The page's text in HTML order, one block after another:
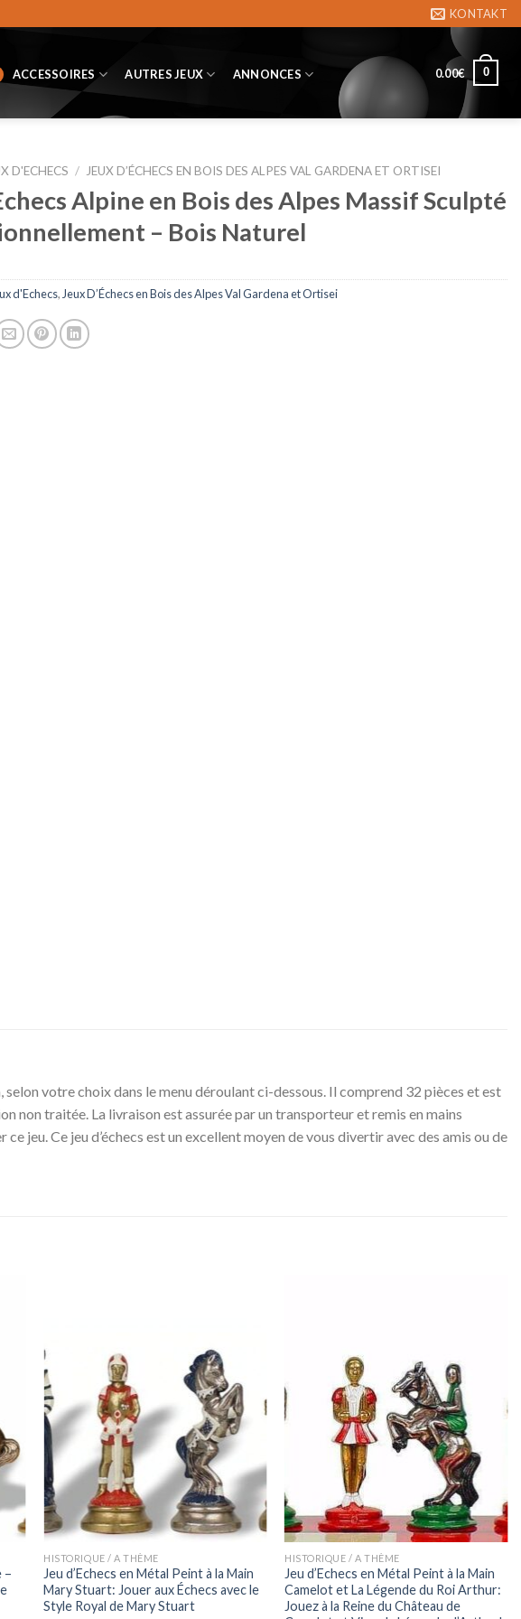
KONTAKT
ACCESSOIRES AUTRES JEUX ANNONCES 0.00€ 0
D'ECHECS / JEUX D’ÉCHECS EN BOIS DES ALPES VAL GARDENA ET ORTISEI
Alpine en Bois des Alpes Massif Sculpté
– Bois Naturel
d'Echecs, Jeux D’Échecs en Bois des Alpes Val Gardena et Ortisei
votre choix dans le menu déroulant ci-dessous. Il comprend 32 pièces et est
non traitée. La livraison est assurée par un transporteur et remis en mains
jeu. Ce jeu d’échecs est un excellent moyen de vous divertir avec des amis ou de
–
HISTORIQUE / A THÈME
Jeu d’Echecs en Métal Peint à la Main
Mary Stuart: Jouer aux Échecs avec le
Style Royal de Mary Stuart
HISTORIQUE / A THÈME
Jeu d’Echecs en Métal Peint à la Main
Camelot et La Légende du Roi Arthur:
Jouez à la Reine du Château de